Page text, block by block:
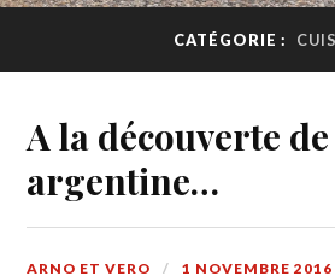
CATÉGORIE :
A la découverte
argentine…
ARNO ET VERO 1 NOVEMBRE 2016